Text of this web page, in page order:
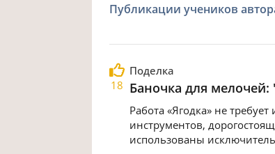
Публикации учеников
18
Поделка
Баночка для мелочей:
Работа «Ягодка» не
инструментов,
использованы